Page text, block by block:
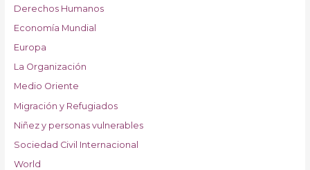
Derechos Humanos
Economía Mundial
Europa
La Organización
Medio Oriente
Migración y Refugiados
Niñez y personas vulnerables
Sociedad Civil Internacional
World